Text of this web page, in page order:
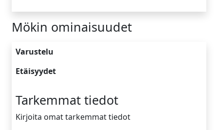
Mökin ominaisuudet
Varustelu
Etäisyydet
Tarkemmat tiedot
Kirjoita omat tarkemmat tiedot